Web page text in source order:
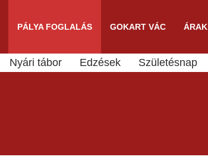
PÁLYA FOGLALÁS GOKART VÁC ÁRAK
Nyári tábor Edzések Születésnap